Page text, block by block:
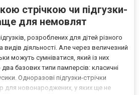
стрічкою чи підгузки-
для немовлят
розроблених для дітей різного
видів діяльності. Але через величезний
можуть сумніватися, який із них
базових типи памперсів: класичні
Одноразові підгузки-стрічки
для новонароджених, у яких ще не